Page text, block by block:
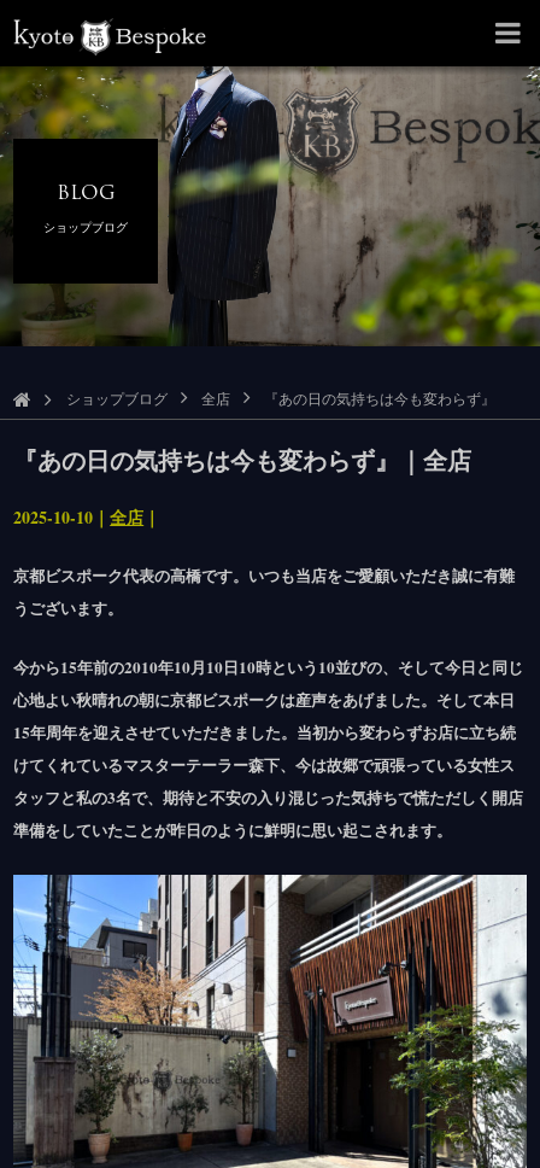
BLOG
ショップブログ
ショップブログ 全店 『あの日の気持ちは今も変わらず』
『あの日の気持ちは今も変わらず』｜全店
2025-10-10｜全店 ｜
京都ビスポーク代表の高橋です。いつも当店をご愛顧いただき誠に有難
うございます。
今から15年前の2010年10月10日10時という10並びの、そして今日と同じ
心地よい秋晴れの朝に京都ビスポークは産声をあげました。そして本日
15年周年を迎えさせていただきました。当初から変わらずお店に立ち続
けてくれているマスターテーラー森下、今は故郷で頑張っている女性ス
タッフと私の3名で、期待と不安の入り混じった気持ちで慌ただしく開店
準備をしていたことが昨日のように鮮明に思い起こされます。